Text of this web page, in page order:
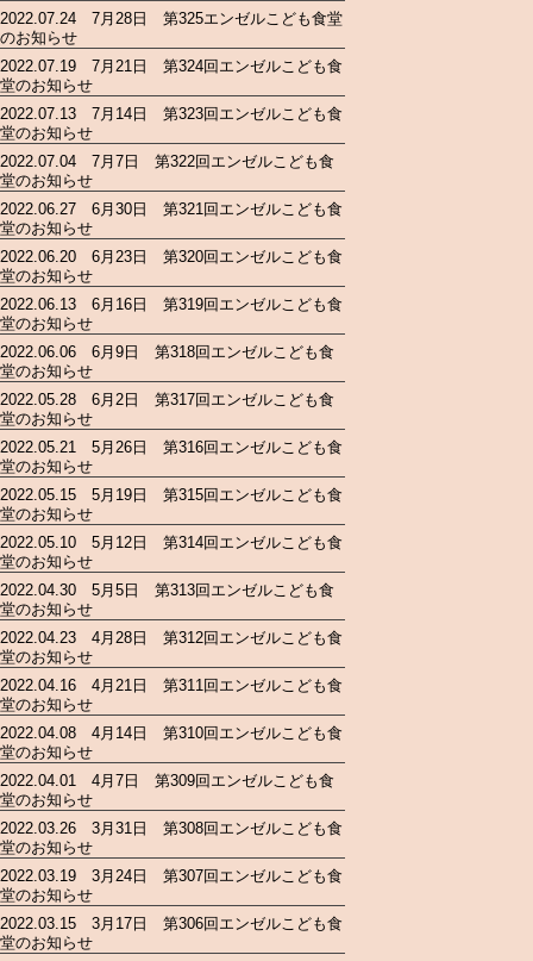
2022.07.24 7月28日 第325エンゼルこども食堂
のお知らせ
2022.07.19 7月21日 第324回エンゼルこども食
堂のお知らせ
2022.07.13 7月14日 第323回エンゼルこども食
堂のお知らせ
2022.07.04 7月7日 第322回エンゼルこども食
堂のお知らせ
2022.06.27 6月30日 第321回エンゼルこども食
堂のお知らせ
2022.06.20 6月23日 第320回エンゼルこども食
堂のお知らせ
2022.06.13 6月16日 第319回エンゼルこども食
堂のお知らせ
2022.06.06 6月9日 第318回エンゼルこども食
堂のお知らせ
2022.05.28 6月2日 第317回エンゼルこども食
堂のお知らせ
2022.05.21 5月26日 第316回エンゼルこども食
堂のお知らせ
2022.05.15 5月19日 第315回エンゼルこども食
堂のお知らせ
2022.05.10 5月12日 第314回エンゼルこども食
堂のお知らせ
2022.04.30 5月5日 第313回エンゼルこども食
堂のお知らせ
2022.04.23 4月28日 第312回エンゼルこども食
堂のお知らせ
2022.04.16 4月21日 第311回エンゼルこども食
堂のお知らせ
2022.04.08 4月14日 第310回エンゼルこども食
堂のお知らせ
2022.04.01 4月7日 第309回エンゼルこども食
堂のお知らせ
2022.03.26 3月31日 第308回エンゼルこども食
堂のお知らせ
2022.03.19 3月24日 第307回エンゼルこども食
堂のお知らせ
2022.03.15 3月17日 第306回エンゼルこども食
堂のお知らせ